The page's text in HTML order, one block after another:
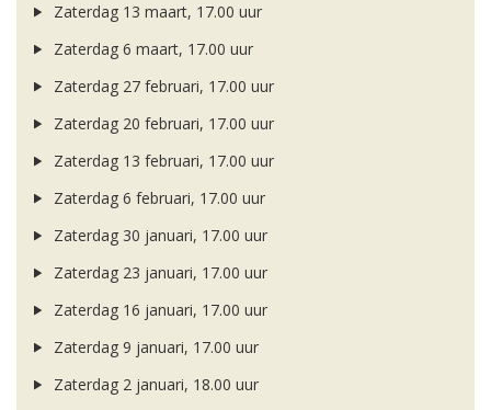
Zaterdag 13 maart, 17.00 uur
Zaterdag 6 maart, 17.00 uur
Zaterdag 27 februari, 17.00 uur
Zaterdag 20 februari, 17.00 uur
Zaterdag 13 februari, 17.00 uur
Zaterdag 6 februari, 17.00 uur
Zaterdag 30 januari, 17.00 uur
Zaterdag 23 januari, 17.00 uur
Zaterdag 16 januari, 17.00 uur
Zaterdag 9 januari, 17.00 uur
Zaterdag 2 januari, 18.00 uur